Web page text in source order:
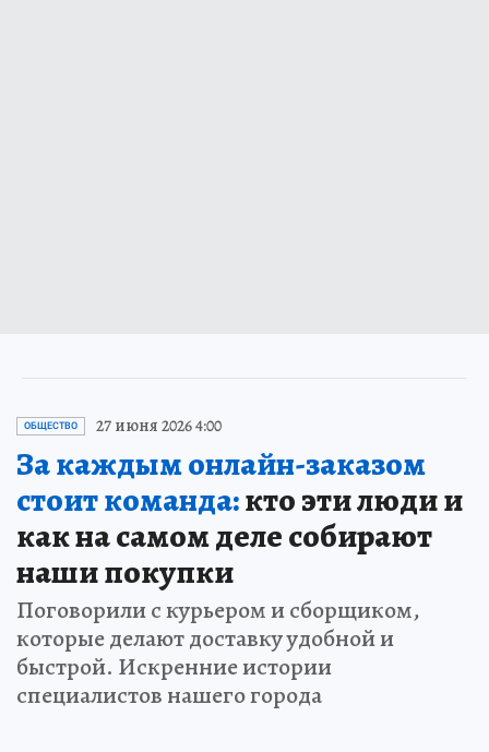
ОБЩЕСТВО 27 июня 2026 4:00
За каждым онлайн-заказом
стоит команда:кто эти люди и
как на самом деле собирают
наши покупки
Поговорили с курьером и сборщиком,
которые делают доставку удобной и
быстрой. Искренние истории
специалистов нашего города